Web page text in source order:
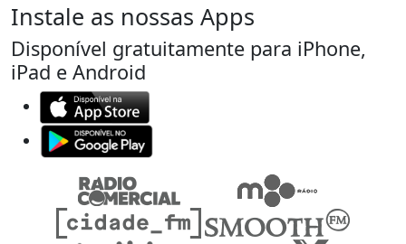
Instale as nossas Apps
Disponível gratuitamente para iPhone,
iPad e Android